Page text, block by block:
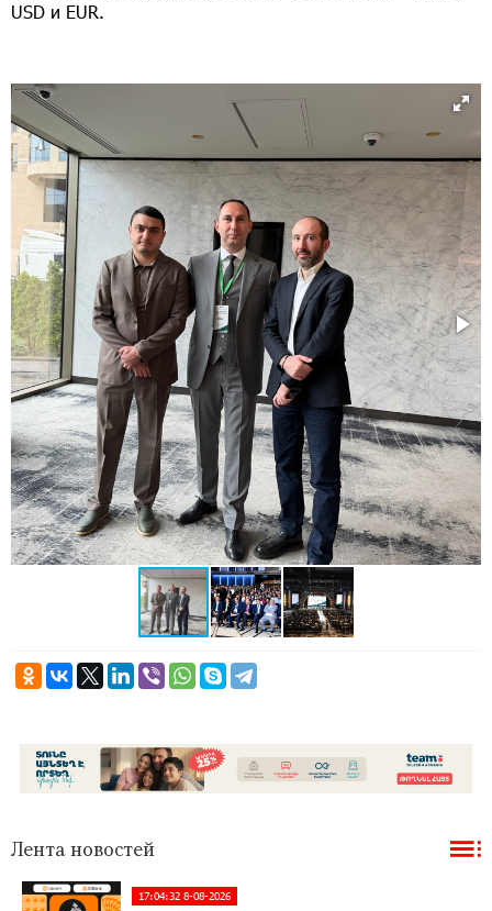
USD и EUR.
Лента новостей
17:04:32 8-08-2026